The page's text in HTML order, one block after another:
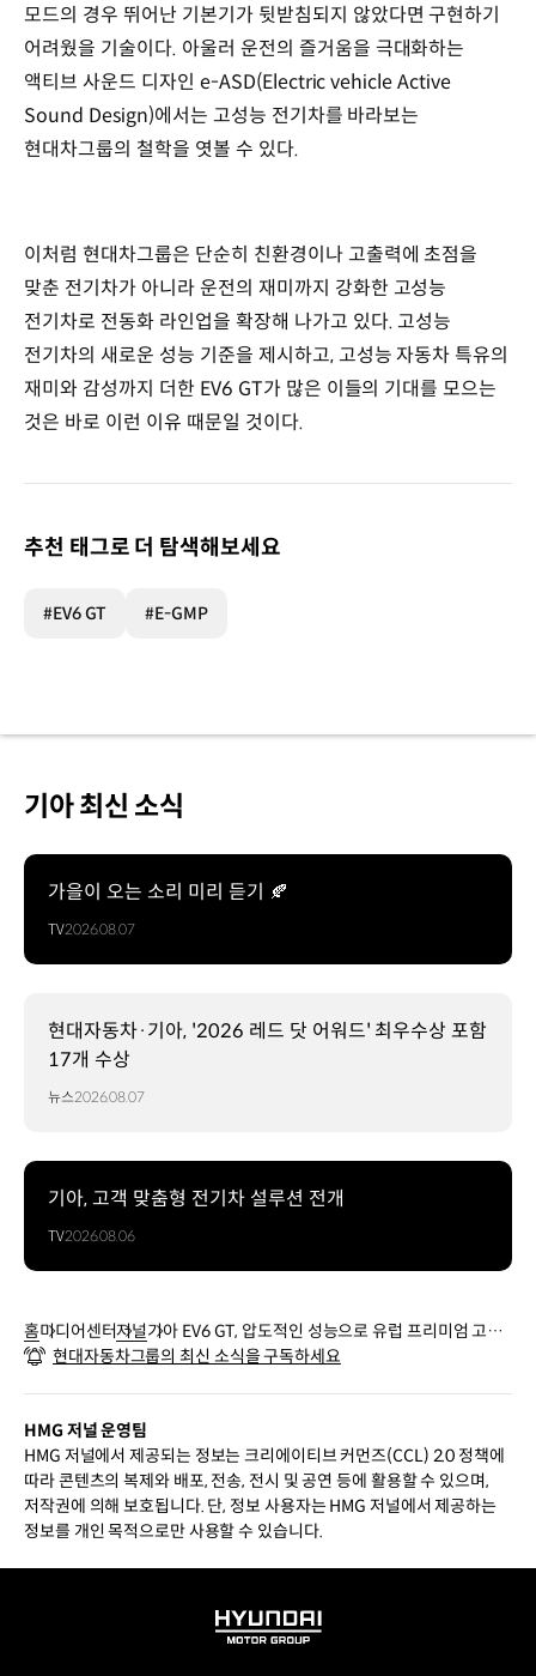
모드의 경우 뛰어난 기본기가 뒷받침되지 않았다면 구현하기
어려웠을 기술이다. 아울러 운전의 즐거움을 극대화하는
액티브 사운드 디자인 e-ASD(Electric vehicle Active
Sound Design)에서는 고성능 전기차를 바라보는
현대차그룹의 철학을 엿볼 수 있다.
이처럼 현대차그룹은 단순히 친환경이나 고출력에 초점을
맞춘 전기차가 아니라 운전의 재미까지 강화한 고성능
전기차로 전동화 라인업을 확장해 나가고 있다. 고성능
전기차의 새로운 성능 기준을 제시하고, 고성능 자동차 특유의
재미와 감성까지 더한 EV6 GT가 많은 이들의 기대를 모으는
것은 바로 이런 이유 때문일 것이다.
추천 태그로 더 탐색해보세요
#EV6 GT #E-GMP
기아 최신 소식
가을이 오는 소리 미리 듣기 🍂
TV2026.08.07
현대자동차·기아, '2026 레드 닷 어워드' 최우수상 포함
17개 수상
뉴스2026.08.07
기아, 고객 맞춤형 전기차 설루션 전개
TV2026.08.06
홈미디어센터저널기아 EV6 GT, 압도적인 성능으로 유럽 프리미엄 고성
능 전기차와 정면승부를 펼치다
현대자동차그룹의 최신 소식을 구독하세요
HMG 저널 운영팀
HMG 저널에서 제공되는 정보는 크리에이티브 커먼즈(CCL) 2.0 정책에
따라 콘텐츠의 복제와 배포, 전송, 전시 및 공연 등에 활용할 수 있으며,
저작권에 의해 보호됩니다. 단, 정보 사용자는 HMG 저널에서 제공하는
정보를 개인 목적으로만 사용할 수 있습니다.
HYUNDAI